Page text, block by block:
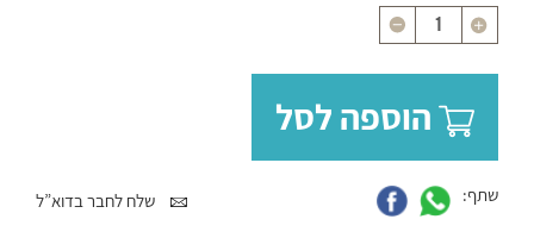
כמות
הוספה לסל
שתף: שלח לחבר בדוא”ל